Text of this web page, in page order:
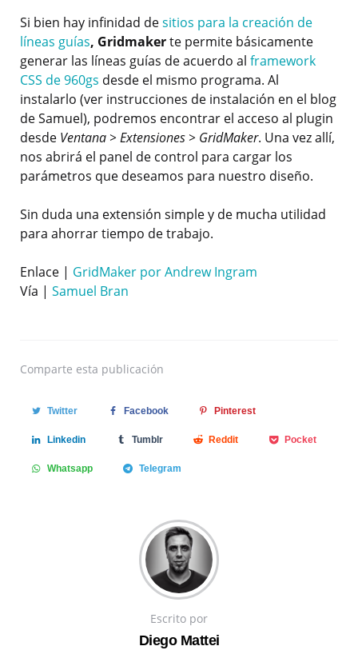
Si bien hay infinidad desitios para la creación de
líneas guías, Gridmakerte permite básicamente
generar las líneas guías de acuerdo al framework
CSS de 960gs desde el mismo programa. Al
instalarlo (ver instrucciones de instalación en el blog
de Samuel), podremos encontrar el acceso al plugin
desde Ventana > Extensiones > GridMaker. Una vez allí,
nos abrirá el panel de control para cargar los
parámetros que deseamos para nuestro diseño.
Sin duda una extensión simple y de mucha utilidad
para ahorrar tiempo de trabajo.
Enlace | GridMaker por Andrew Ingram
Vía | Samuel Bran
Comparte esta publicación
Twitter Facebook Pinterest
Linkedin Tumblr Reddit Pocket
Whatsapp Telegram
Escrito por
Diego Mattei